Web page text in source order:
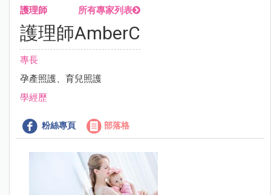
護理師 所有專家列表
護理師AmberC
專長
孕產照護、育兒照護
學經歷
粉絲專頁 部落格